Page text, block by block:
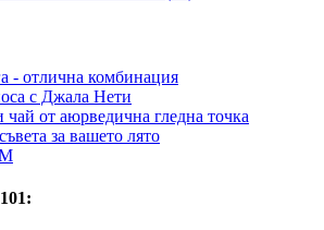
- отлична комбинация
с Джала Нети
от аюрведична гледна точка
за вашето лято